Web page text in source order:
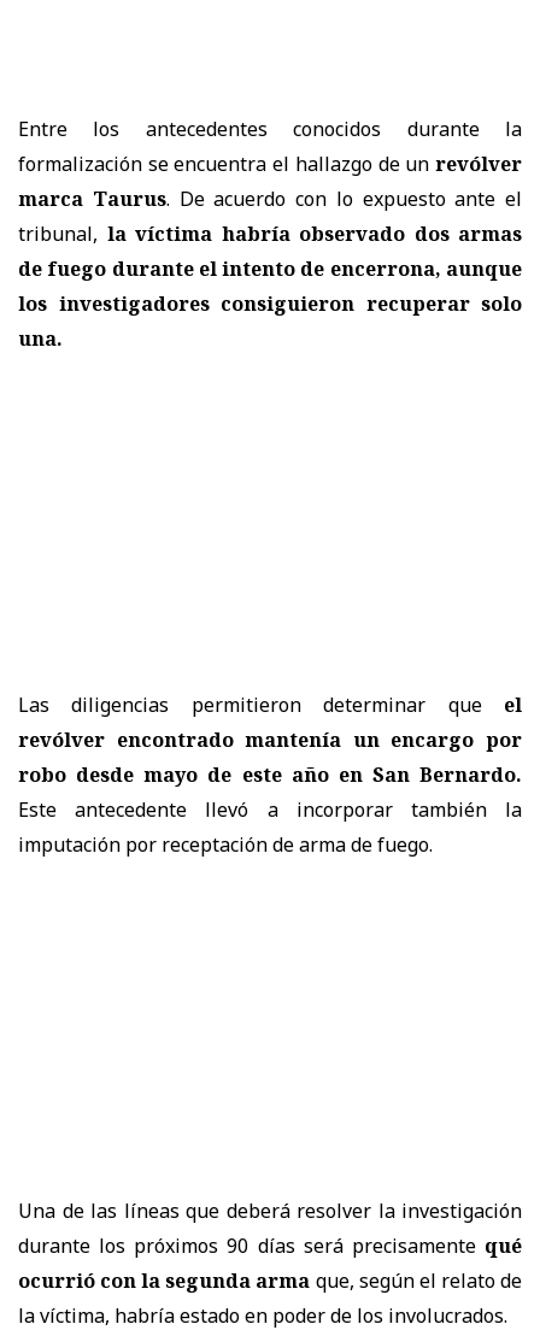
Entre los antecedentes conocidos durante la
formalización se encuentra el hallazgo de un revólver
marca Taurus. De acuerdo con lo expuesto ante el
tribunal, la víctima habría observado dos armas
de fuego durante el intento de encerrona, aunque
los investigadores consiguieron recuperar solo
una.
Las diligencias permitieron determinar que el
revólver encontrado mantenía un encargo por
robo desde mayo de este año en San Bernardo.
Este antecedente llevó a incorporar también la
imputación por receptación de arma de fuego.
Una de las líneas que deberá resolver la investigación
durante los próximos 90 días será precisamentequé
ocurrió con la segunda arma que, según el relato de
la víctima, habría estado en poder de los involucrados.